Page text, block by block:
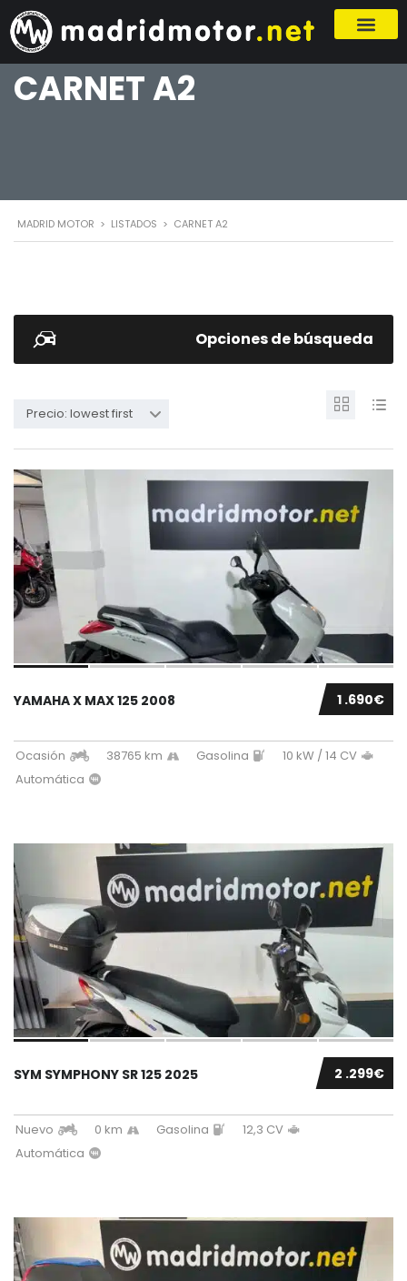
CARNET A2
MADRID MOTOR > LISTADOS > CARNET A2
Opciones de búsqueda
Precio: lowest first
1 .690€
YAMAHA X MAX 125 2008
Ocasión 38765 km Gasolina
10 kW / 14 CV
Automática
2 .299€
SYM SYMPHONY SR 125 2025
Nuevo 0 km Gasolina
12,3 CV
Automática